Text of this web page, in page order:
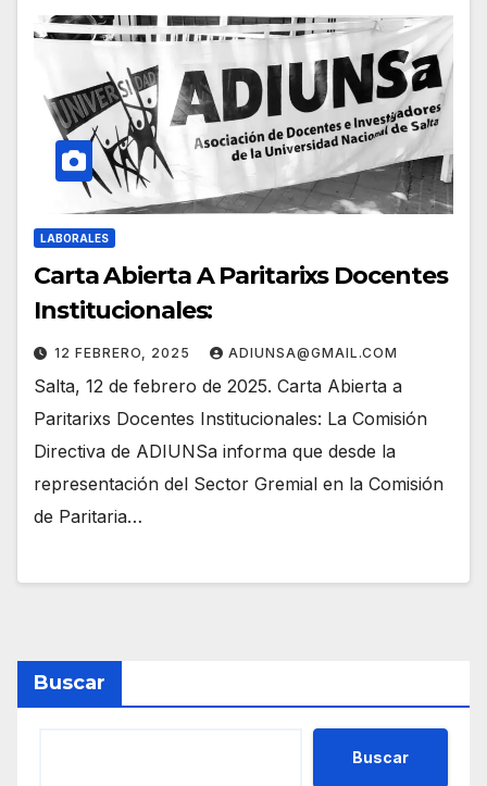
LABORALES
Carta Abierta A Paritarixs Docentes
Institucionales:
12 FEBRERO, 2025 ADIUNSA@GMAIL.COM
Salta, 12 de febrero de 2025. Carta Abierta a
Paritarixs Docentes Institucionales: La Comisión
Directiva de ADIUNSa informa que desde la
representación del Sector Gremial en la Comisión
de Paritaria…
Buscar
Buscar